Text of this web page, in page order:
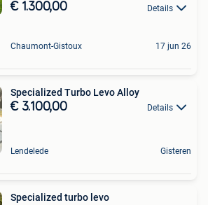
€ 1.300,00 Details
Chaumont-Gistoux 17 jun 26
Specialized Turbo Levo Alloy
€ 3.100,00 Details
Lendelede Gisteren
Specialized turbo levo